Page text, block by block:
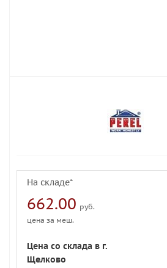
На складе*
662.00 руб.
цена за меш.
Цена со склада в г.
Щелково